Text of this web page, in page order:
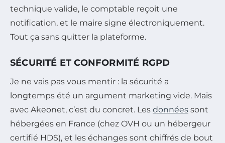
technique valide, le comptable reçoit une
notification, et le maire signe électroniquement.
Tout ça sans quitter la plateforme.
SÉCURITÉ ET CONFORMITÉ RGPD
Je ne vais pas vous mentir : la sécurité a
longtemps été un argument marketing vide. Mais
avec Akeonet, c’est du concret. Les données sont
hébergées en France (chez OVH ou un hébergeur
certifié HDS), et les échanges sont chiffrés de bout